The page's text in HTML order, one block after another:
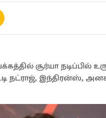
சூர்யா நடிப்பில்
நட்ராஜ், இந்திரன்ஸ்,